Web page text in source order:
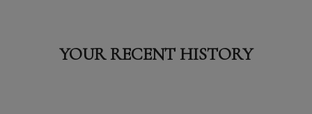
YOUR RECENT HISTORY